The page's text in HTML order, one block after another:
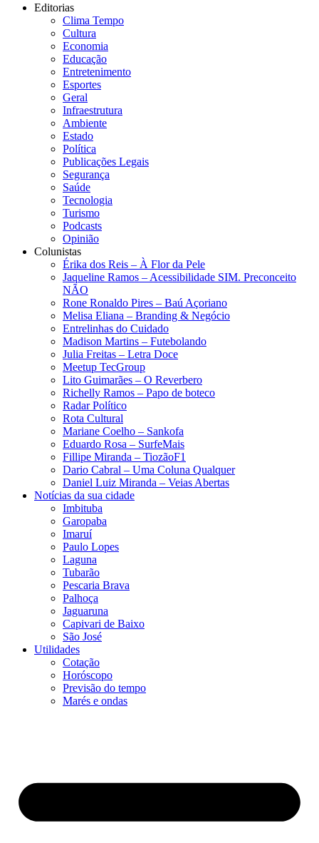
Editorias
Clima Tempo
Cultura
Economia
Educação
Entretenimento
Esportes
Geral
Infraestrutura
Ambiente
Estado
Política
Publicações Legais
Segurança
Saúde
Tecnologia
Turismo
Podcasts
Opinião
Colunistas
Érika dos Reis​ – À Flor da Pele
Jaqueline Ramos – Acessibilidade SIM. Preconceito
NÃO
Rone Ronaldo Pires – Baú Açoriano
Melisa Eliana – Branding & Negócio
Entrelinhas do Cuidado
Madison Martins – Futebolando
Julia Freitas​ – Letra Doce
Meetup TecGroup
Lito Guimarães – O Reverbero
Richelly Ramos​ – Papo de boteco
Radar Político
Rota Cultural
Mariane Coelho – Sankofa
Eduardo Rosa​ – SurfeMais
Fillipe Miranda – TiozãoF1
Dario Cabral – Uma Coluna Qualquer
Daniel Luiz Miranda – Veias Abertas
Notícias da sua cidade
Imbituba
Garopaba
Imaruí
Paulo Lopes
Laguna
Tubarão
Pescaria Brava
Palhoça
Jaguaruna
Capivari de Baixo
São José
Utilidades
Cotação
Horóscopo
Previsão do tempo
Marés e ondas